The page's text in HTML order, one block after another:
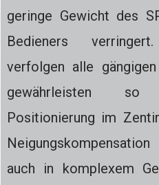
geringe Gewicht des
Bedieners
verfolgen alle
gewährleisten
Positionierung im
auch in komplexem